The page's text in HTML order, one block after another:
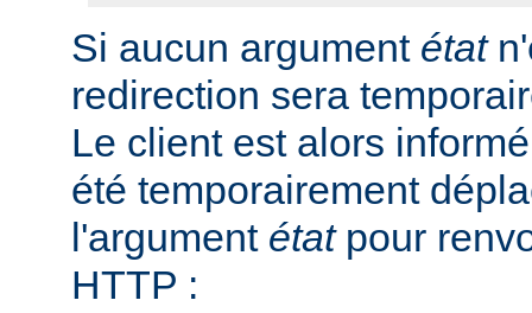
Si aucun argument état
redirection sera
Le client est alors
été temporairement
l'argument étatpour
HTTP :